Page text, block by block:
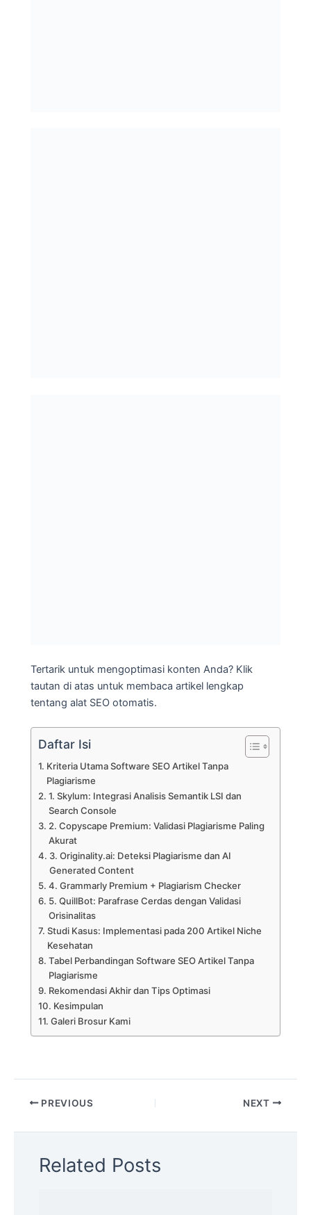
Tertarik untuk mengoptimasi konten Anda? Klik
tautan di atas untuk membaca artikel lengkap
tentang alat SEO otomatis.
Daftar Isi
Kriteria Utama Software SEO Artikel Tanpa
Plagiarisme
1. Skylum: Integrasi Analisis Semantik LSI dan
Search Console
2. Copyscape Premium: Validasi Plagiarisme Paling
Akurat
3. Originality.ai: Deteksi Plagiarisme dan AI
Generated Content
4. Grammarly Premium + Plagiarism Checker
5. QuillBot: Parafrase Cerdas dengan Validasi
Orisinalitas
Studi Kasus: Implementasi pada 200 Artikel Niche
Kesehatan
Tabel Perbandingan Software SEO Artikel Tanpa
Plagiarisme
Rekomendasi Akhir dan Tips Optimasi
Kesimpulan
Galeri Brosur Kami
PREVIOUS NEXT
Related Posts